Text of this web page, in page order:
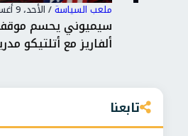
ملعب السياسة/الأحد، 9 أغسطس 2026 12:09 ص
سيميوني يحسم موقفه
ألفاريز مع أتلتيكو مدريد
تابعنا